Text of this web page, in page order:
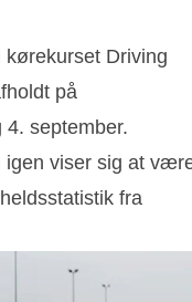
Driving
på
september.
igen viser sig at
fra